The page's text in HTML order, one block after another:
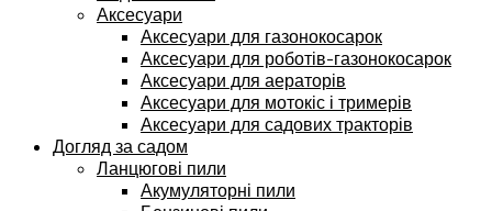
Аксесуари
Аксесуари для газонокосарок
Аксесуари для роботів-газонокосарок
Аксесуари для аераторів
Аксесуари для мотокіс і тримерів
Аксесуари для садових тракторів
Догляд за садом
Ланцюгові пили
Акумуляторні пили